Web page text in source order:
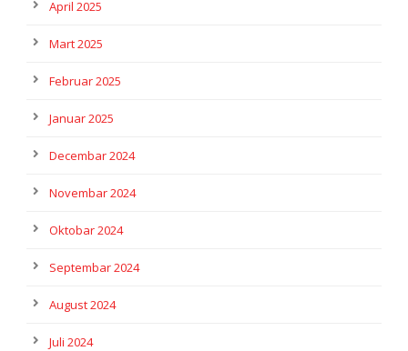
April 2025
Mart 2025
Februar 2025
Januar 2025
Decembar 2024
Novembar 2024
Oktobar 2024
Septembar 2024
August 2024
Juli 2024